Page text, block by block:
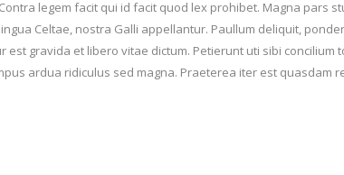
legem facit qui id facit quod lex prohibet. Magna pars
Celtae, nostra Galli appellantur. Paullum deliquit,
gravida et libero vitae dictum. Petierunt uti sibi concilium
ardua ridiculus sed magna. Praeterea iter est quasdam